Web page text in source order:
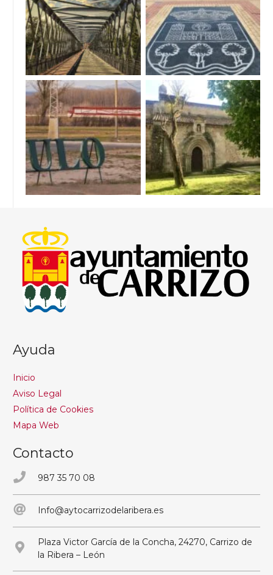
Ayuda
Inicio
Aviso Legal
Política de Cookies
Mapa Web
Contacto
987 35 70 08
Info@aytocarrizodelaribera.es
Plaza Victor García de la Concha, 24270, Carrizo de
la Ribera – León